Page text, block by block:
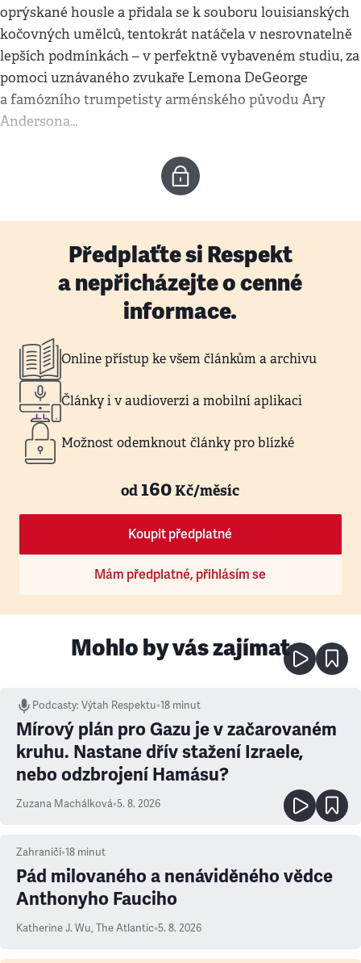
oprýskané housle a přidala se k souboru louisianských
kočovných umělců, tentokrát natáčela v nesrovnatelně
lepších podmínkách – v perfektně vybaveném studiu, za
pomoci uznávaného zvukaře Lemona DeGeorge
a famózního trumpetisty arménského původu Ary
Andersona…
Předplaťte si Respekt
a nepřicházejte o cenné
informace.
Online přístup ke všem článkům a archivu
Články i v audioverzi a mobilní aplikaci
Možnost odemknout články pro blízké
od160Kč/měsíc
Koupit předplatné
Mám předplatné, přihlásím se
Mohlo by vás zajímat
Podcasty:Výtah Respektu•18 minut
Mírový plán pro Gazu je v začarovaném
kruhu. Nastane dřív stažení Izraele,
nebo odzbrojení Hamásu?
Zuzana Machálková•5. 8. 2026
Zahraničí•18 minut
Pád milovaného a nenáviděného vědce
Anthonyho Fauciho
Katherine J. Wu, The Atlantic•5. 8. 2026